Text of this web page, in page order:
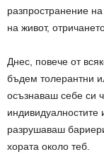
разпространение
на живот,
Днес, повече от
бъдем толерантни
осъзнаваш себе си
индивидуалностите
разрушаваш
хората около теб.